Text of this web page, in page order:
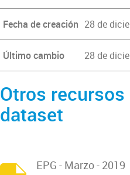
Fecha de creación 28 de
Último cambio 28 de
Otros recursos
dataset
EPG - Marzo - 2019